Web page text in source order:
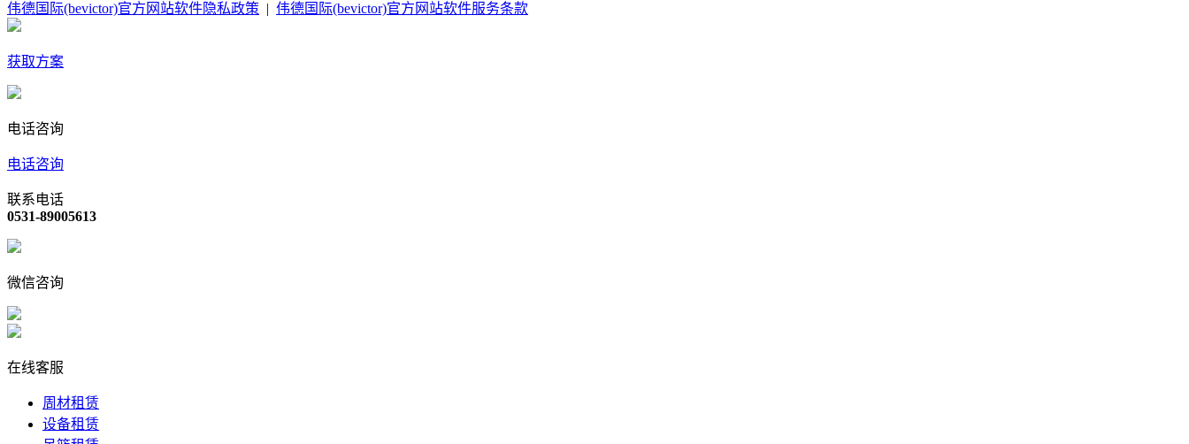
伟德国际(bevictor)官方网站软件隐私政策 | 伟德国际(bevictor)官方网站软件服务条款
获取方案
电话咨询
电话咨询
联系电话
0531-89005613
微信咨询
在线客服
周材租赁
设备租赁